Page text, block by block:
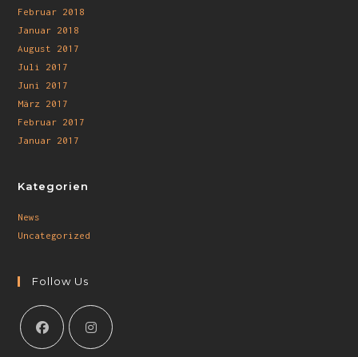
Februar 2018
Januar 2018
August 2017
Juli 2017
Juni 2017
März 2017
Februar 2017
Januar 2017
Kategorien
News
Uncategorized
Follow Us